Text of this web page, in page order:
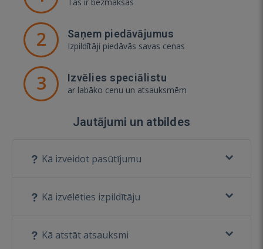
2 Saņem piedāvājumus
Izpildītāji piedāvās savas cenas
3 Izvēlies speciālistu
ar labāko cenu un atsauksmēm
Jautājumi un atbildes
Kā izveidot pasūtījumu
Kā izvēlēties izpildītāju
Kā atstāt atsauksmi